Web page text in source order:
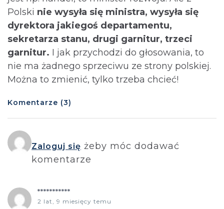
Polski nie wysyła się ministra, wysyła się
dyrektora jakiegoś departamentu,
sekretarza stanu, drugi garnitur, trzeci
garnitur. I jak przychodzi do głosowania, to
nie ma żadnego sprzeciwu ze strony polskiej.
Można to zmienić, tylko trzeba chcieć!
Komentarze (3)
Zaloguj się żeby móc dodawać
komentarze
***********
2 lat, 9 miesięcy temu